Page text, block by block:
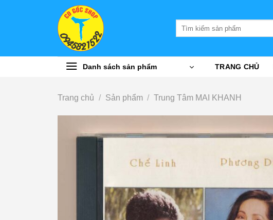
Danh sách sản phẩm TRANG CHỦ
Trang chủ / Sản phẩm / Trung Tâm MAI KHANH